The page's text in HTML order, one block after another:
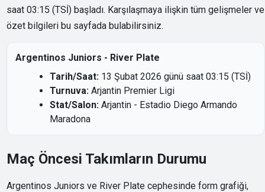
saat 03:15 (TSİ) başladı. Karşılaşmaya ilişkin tüm gelişmeler ve
özet bilgileri bu sayfada bulabilirsiniz.
Argentinos Juniors - River Plate
Tarih/Saat: 13 Şubat 2026 günü saat 03:15 (TSİ)
Turnuva: Arjantin Premier Ligi
Stat/Salon: Arjantin - Estadio Diego Armando
Maradona
Maç Öncesi Takımların Durumu
Argentinos Juniors ve River Plate cephesinde form grafiği,